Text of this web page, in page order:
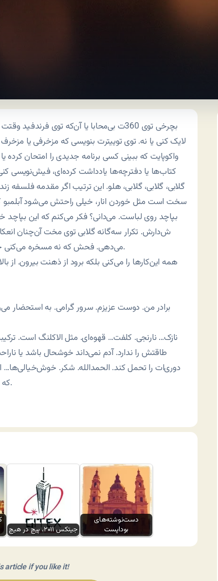
بچرخی توی 360ت بی‌محابا یا آن‌که توی
لایک کنی یا نه. توی توییترت بنویسی که مزخرفی یا
واکوپایت که ببینی کسی برنامه جدیدی را امتحان
کتاب‌ها یا دفترچه‌ها یادداشت کرده‌ای، فیش‌نویسی
گلابی، گلابی، گلابی، هلو. این ترتیب اگر مقدمه فلسفه
سخت است مثل خوردن انار، خیلی راحتش می‌شود
بپاچد روی لباست. می‌دانی؟ فکر می‌کنم که این بپاچد
ش‌دارش. تکرار سه‌گانه گلابی توی مخت آن‌چنان
می‌دهی. فحش که نه مسخره می‌کنی خودت را. آخرش هم مثل هلو باید باشد. راحت. خلاص.
همه این‌کارها را می‌کنی بلکه برود از ذهنت بیرون. از
برادر من. دوست عزیزم. سرور گرامی. به استحضار
نازک… نارنجی. کلفت… قهوه‌ای. مثل الاکلنگ است.
طاقتش را ندارد. آدم نمی‌داند خوشحال باشد یا
دوری‌ات را تحمل کند. الحمدالله. شکر.
که نمی‌خواهد تحمل کند. خودخواهی که می‌خواهی بماند.
جیتکس ۲۰۱۱، پیچ در هیچ
دست‌نوشته‌های
بوداپست
article if you like it!